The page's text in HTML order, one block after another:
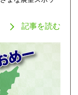
記事を読む